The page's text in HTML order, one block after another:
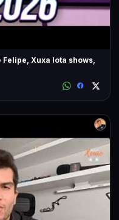
Felipe, Xuxa lota shows,